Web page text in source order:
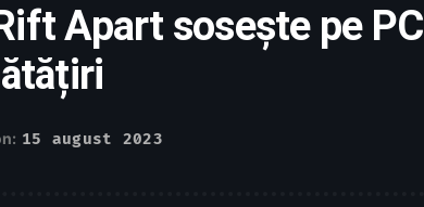
Apart sosește pe PC
15 august 2023